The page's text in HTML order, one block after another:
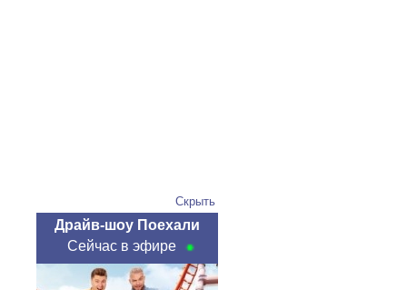
Скрыть
Драйв-шоу Поехали
Сейчас в эфире